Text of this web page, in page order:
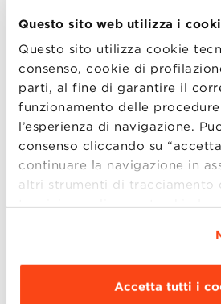
Questo sito web utilizza i
Questo sito utilizza cookie
consenso, cookie di
parti, al fine di garantire il
funzionamento delle
l’esperienza di navigazione.
consenso cliccando su
continuare la navigazione in
altri strumenti di tracciamento
tecnici semplicemente
modificare le impostazioni di
scegliere le funzionalità, le
Accetta tutti i
geografica importante in questo,
Cinastanno investendo molto più
contesto decisamente meno
aziendali devono quindi capire
distribuire i loro asset di ricerca e
commercializzazione.
i luoghi in cui fanno ricerca e
prodotti? E se sì, dove? Negli
puntano tutto sull’Italia e
In che modo la geopolitica sta
strategie aziendali globali?
Stiamo entrando in un nuovo